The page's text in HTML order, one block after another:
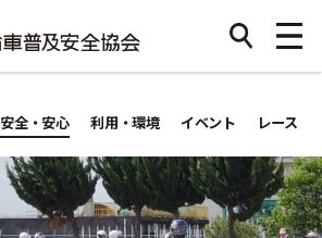
安全・安心 利用・環境 イベント レース